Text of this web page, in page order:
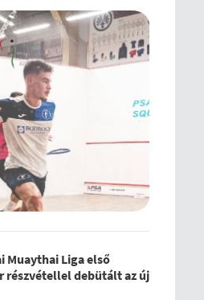
Muaythai Liga első
részvétellel debütált az új